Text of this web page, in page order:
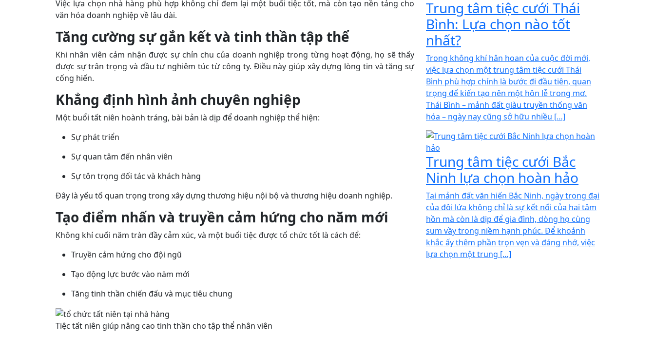
Việc lựa chọn nhà hàng phù hợp không chỉ đem lại một buổi tiệc tốt, mà còn tạo nền tảng cho
văn hóa doanh nghiệp về lâu dài.
Tăng cường sự gắn kết và tinh thần tập thể
Khi nhân viên cảm nhận được sự chỉn chu của doanh nghiệp trong từng hoạt động, họ sẽ thấy
được sự trân trọng và đầu tư nghiêm túc từ công ty. Điều này giúp xây dựng lòng tin và tăng sự
cống hiến.
Khẳng định hình ảnh chuyên nghiệp
Một buổi tất niên hoành tráng, bài bản là dịp để doanh nghiệp thể hiện:
Sự phát triển
Sự quan tâm đến nhân viên
Sự tôn trọng đối tác và khách hàng
Đây là yếu tố quan trọng trong xây dựng thương hiệu nội bộ và thương hiệu doanh nghiệp.
Tạo điểm nhấn và truyền cảm hứng cho năm mới
Không khí cuối năm tràn đầy cảm xúc, và một buổi tiệc được tổ chức tốt là cách để:
Truyền cảm hứng cho đội ngũ
Tạo động lực bước vào năm mới
Tăng tinh thần chiến đấu và mục tiêu chung
Tiệc tất niên giúp nâng cao tinh thần cho tập thể nhân viên
Trung tâm tiệc cưới Thái
Bình: Lựa chọn nào tốt
nhất?
Trong không khí hân hoan của cuộc đời mới,
việc lựa chọn một trung tâm tiệc cưới Thái
Bình phù hợp chính là bước đi đầu tiên, quan
trọng để kiến tạo nên một hôn lễ trong mơ.
Thái Bình – mảnh đất giàu truyền thống văn
hóa – ngày nay cũng sở hữu nhiều […]
Trung tâm tiệc cưới Bắc
Ninh lựa chọn hoàn hảo
Tại mảnh đất văn hiến Bắc Ninh, ngày trọng đại
của đôi lứa không chỉ là sự kết nối của hai tâm
hồn mà còn là dịp để gia đình, dòng họ cùng
sum vầy trong niềm hạnh phúc. Để khoảnh
khắc ấy thêm phần trọn vẹn và đáng nhớ, việc
lựa chọn một trung […]